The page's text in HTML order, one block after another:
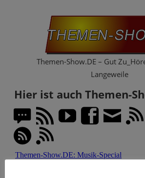
Themen-Show.DE – Gut
Langeweile
Hier ist auch Themen-